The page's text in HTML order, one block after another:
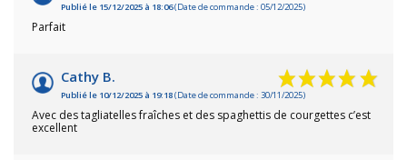
Publié le 15/12/2025 à 18:06(Date de commande : 05/12/2025)
Parfait
Cathy B.
Publié le 10/12/2025 à 19:18(Date de commande : 30/11/2025)
Avec des tagliatelles fraîches et des spaghettis de courgettes c’est
excellent